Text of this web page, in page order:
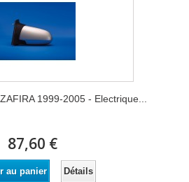
1999-2005 - Electrique...
87,60 €
au panier Détails